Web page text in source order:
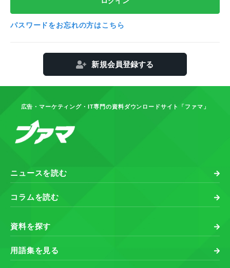
パスワードをお忘れの方はこちら
新規会員登録する
広告・マーケティング・IT専門の資料ダウンロードサイト「ファマ」
ニュースを読む
コラムを読む
資料を探す
用語集を見る